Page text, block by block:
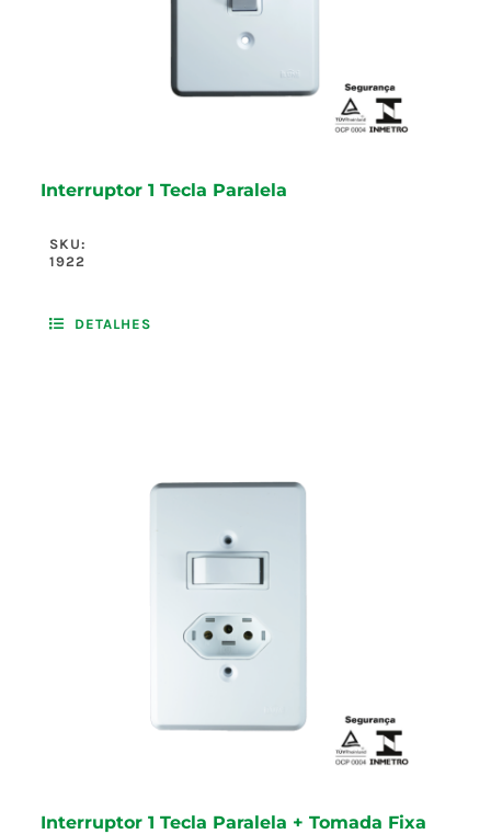
Interruptor 1 Tecla Paralela
SKU:
1922
DETALHES
Interruptor 1 Tecla Paralela + Tomada Fixa